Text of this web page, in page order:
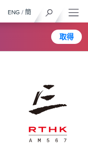
取得
ENG / 簡